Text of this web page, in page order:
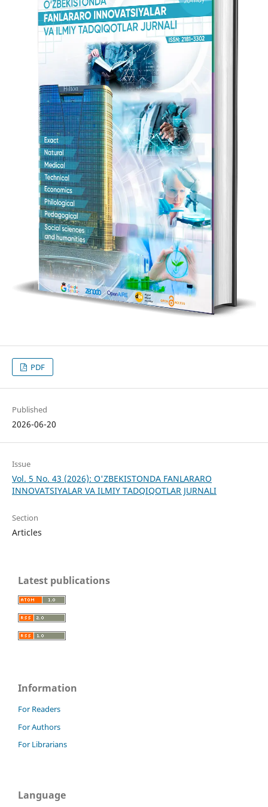
PDF
Published
2026-06-20
Issue
Vol. 5 No. 43 (2026): O'ZBEKISTONDA FANLARARO
INNOVATSIYALAR VA ILMIY TADQIQOTLAR JURNALI
Section
Articles
Latest publications
Information
For Readers
For Authors
For Librarians
Language